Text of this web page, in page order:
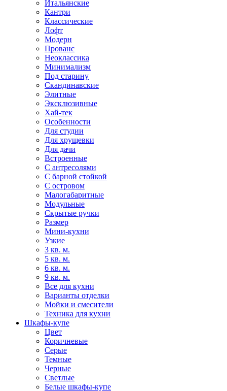
Итальянские
Кантри
Классические
Лофт
Модерн
Прованс
Неоклассика
Минимализм
Под старину
Скандинавские
Элитные
Эксклюзивные
Хай-тек
Особенности
Для студии
Для хрущевки
Для дачи
Встроенные
С антресолями
С барной стойкой
С островом
Малогабаритные
Модульные
Скрытые ручки
Размер
Мини-кухни
Узкие
3 кв. м.
5 кв. м.
6 кв. м.
9 кв. м.
Все для кухни
Варианты отделки
Мойки и смесители
Техника для кухни
Шкафы-купе
Цвет
Коричневые
Серые
Темные
Черные
Светлые
Белые шкафы-купе